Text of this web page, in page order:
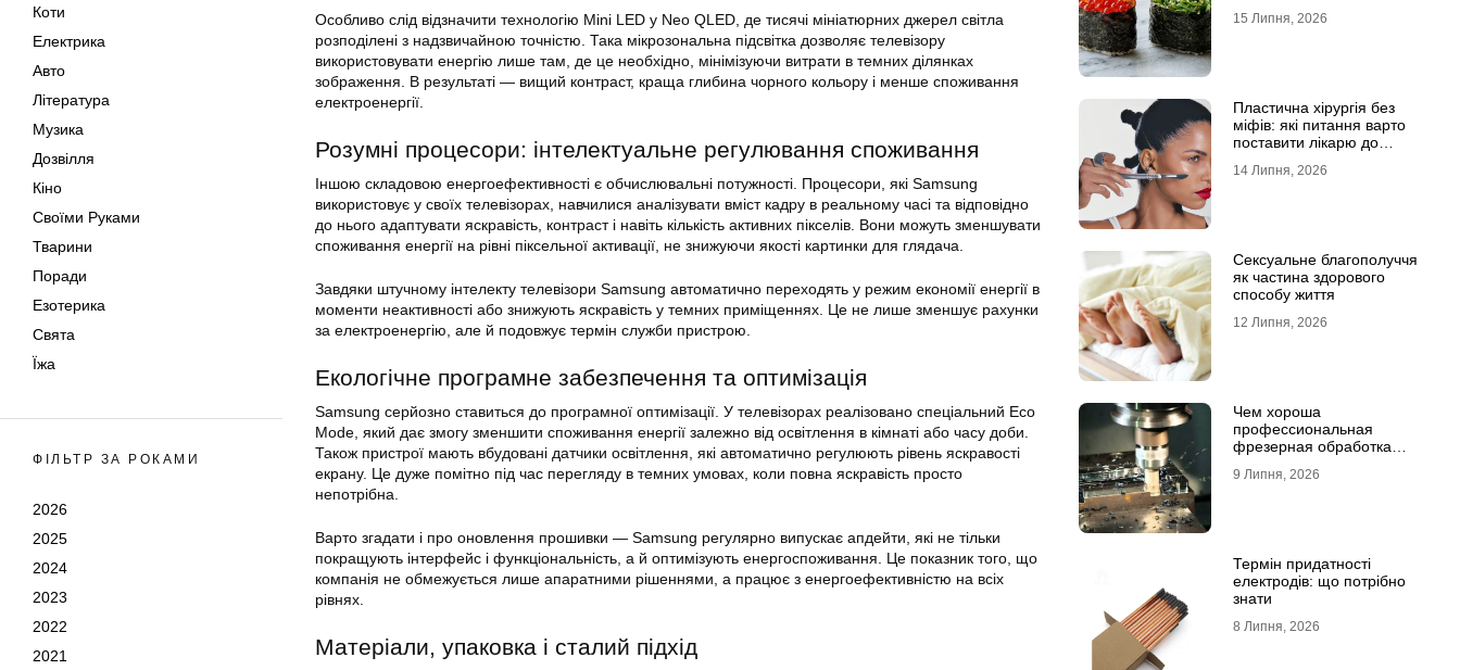
Коти
Електрика
Авто
Література
Музика
Дозвілля
Кіно
Своїми Руками
Тварини
Поради
Езотерика
Свята
Їжа
ФІЛЬТР ЗА РОКАМИ
2026
2025
2024
2023
2022
2021
Особливо слід відзначити технологію Mini LED у Neo QLED, де тисячі мініатюрних джерел світла
розподілені з надзвичайною точністю. Така мікрозональна підсвітка дозволяє телевізору
використовувати енергію лише там, де це необхідно, мінімізуючи витрати в темних ділянках
зображення. В результаті — вищий контраст, краща глибина чорного кольору і менше споживання
електроенергії.
Розумні процесори: інтелектуальне регулювання споживання
Іншою складовою енергоефективності є обчислювальні потужності. Процесори, які Samsung
використовує у своїх телевізорах, навчилися аналізувати вміст кадру в реальному часі та відповідно
до нього адаптувати яскравість, контраст і навіть кількість активних пікселів. Вони можуть зменшувати
споживання енергії на рівні піксельної активації, не знижуючи якості картинки для глядача.
Завдяки штучному інтелекту телевізори Samsung автоматично переходять у режим економії енергії в
моменти неактивності або знижують яскравість у темних приміщеннях. Це не лише зменшує рахунки
за електроенергію, але й подовжує термін служби пристрою.
Екологічне програмне забезпечення та оптимізація
Samsung серйозно ставиться до програмної оптимізації. У телевізорах реалізовано спеціальний Eco
Mode, який дає змогу зменшити споживання енергії залежно від освітлення в кімнаті або часу доби.
Також пристрої мають вбудовані датчики освітлення, які автоматично регулюють рівень яскравості
екрану. Це дуже помітно під час перегляду в темних умовах, коли повна яскравість просто
непотрібна.
Варто згадати і про оновлення прошивки — Samsung регулярно випускає апдейти, які не тільки
покращують інтерфейс і функціональність, а й оптимізують енергоспоживання. Це показник того, що
компанія не обмежується лише апаратними рішеннями, а працює з енергоефективністю на всіх
рівнях.
Матеріали, упаковка і сталий підхід
15 Липня, 2026
Пластична хірургія без
міфів: які питання варто
поставити лікарю до
14 Липня, 2026
Сексуальне благополуччя
як частина здорового
способу життя
12 Липня, 2026
Чем хороша
профессиональная
фрезерная обработка
9 Липня, 2026
Термін придатності
електродів: що потрібно
знати
8 Липня, 2026